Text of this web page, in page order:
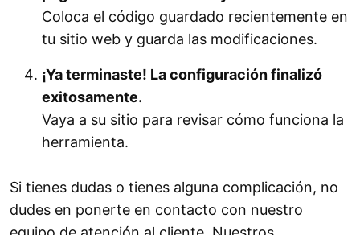
Coloca el código guardado recientemente en
tu sitio web y guarda las modificaciones.
¡Ya terminaste! La configuración finalizó
exitosamente.
Vaya a su sitio para revisar cómo funciona la
herramienta.
Si tienes dudas o tienes alguna complicación, no
dudes en ponerte en contacto con nuestro